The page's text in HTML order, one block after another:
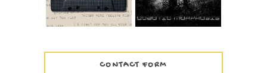
CONTACT FORM